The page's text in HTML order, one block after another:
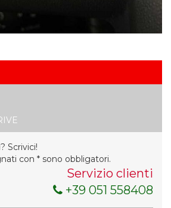
Scrivici!
con * sono obbligatori.
Servizio clienti
+39 051 558408